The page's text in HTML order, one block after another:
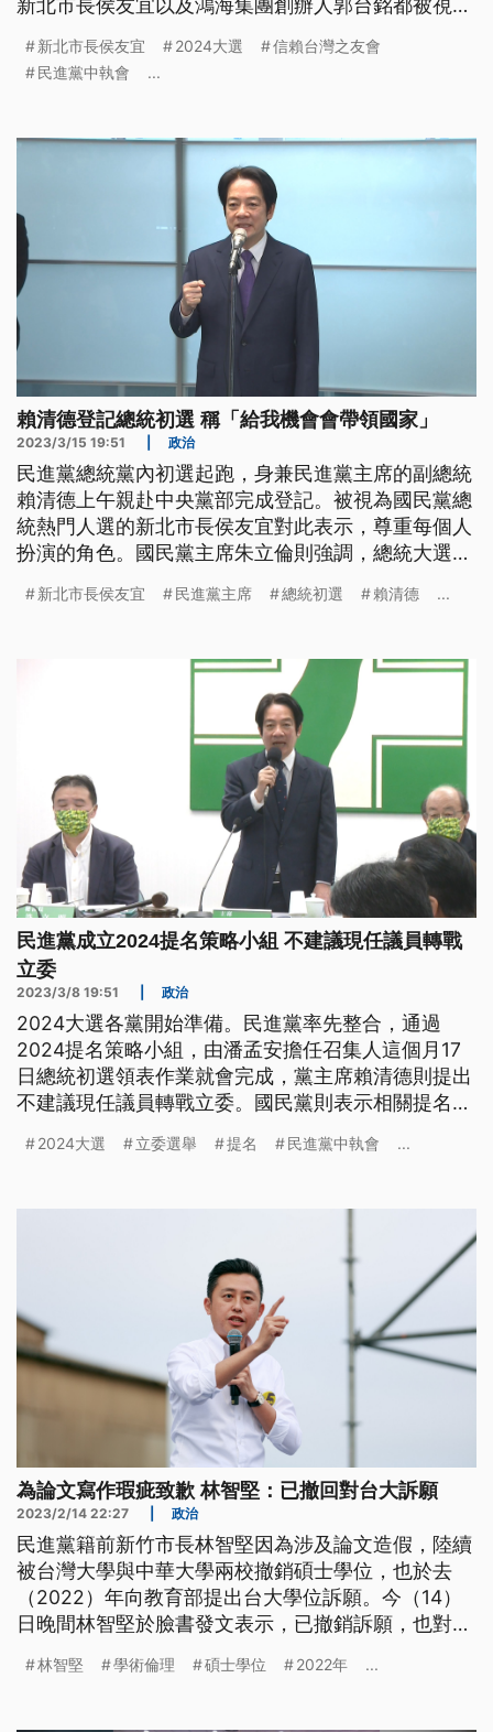
隊一起跑會更久、更遠、更好。
新北市長侯友宜 2024大選
信賴台灣之友會
民進黨中執會
...
賴清德登記總統初選 稱「給我機會會帶領國家」
2023/3/15 19:51 政治
民進黨總統黨內初選起跑，身兼民進黨主席的副總統
賴清德上午親赴中央黨部完成登記。被視為國民黨總
統熱門人選的新北市長侯友宜對此表示，尊重每個人
扮演的角色。國民黨主席朱立倫則強調，總統大選要
由秘書長黃健庭擔召集人，委員包含現任立委傅崐
新北市長侯友宜 民進黨主席 總統初選 賴清德 ...
民進黨成立2024提名策略小組 不建議現任議員轉戰
立委
2023/3/8 19:51 政治
2024大選各黨開始準備。民進黨率先整合，通過
2024提名策略小組，由潘孟安擔任召集人這個月17
日總統初選領表作業就會完成，黨主席賴清德則提出
不建議現任議員轉戰立委。國民黨則表示相關提名從
計下週成立選戰策略會報，但總統提名的時程方法都
2024大選 立委選舉 提名 民進黨中執會 ...
為論文寫作瑕疵致歉 林智堅：已撤回對台大訴願
2023/2/14 22:27 政治
民進黨籍前新竹市長林智堅因為涉及論文造假，陸續
被台灣大學與中華大學兩校撤銷碩士學位，也於去
（2022）年向教育部提出台大學位訴願。今（14）
日晚間林智堅於臉書發文表示，已撤銷訴願，也對論
林智堅 學術倫理 碩士學位 2022年 ...